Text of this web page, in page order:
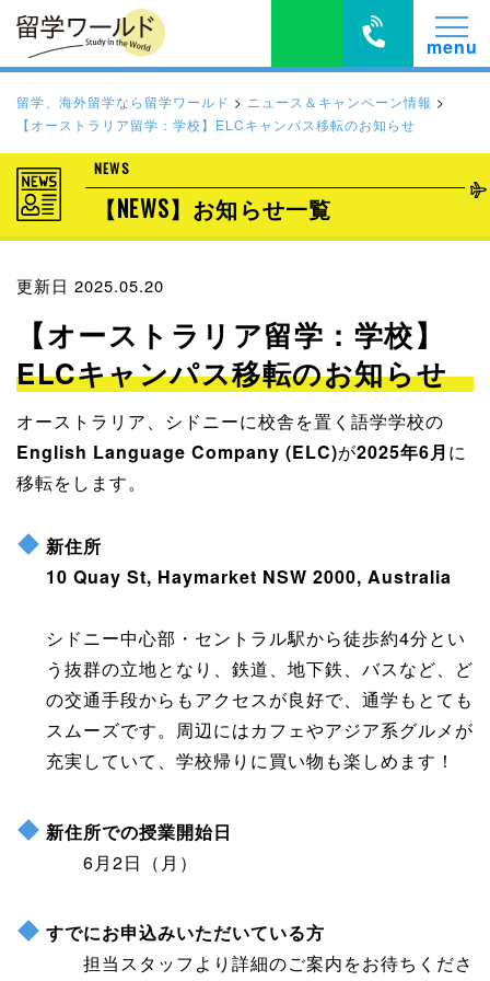
留学、海外留学なら留学ワールド > ニュース＆キャンペーン情報 >
【オーストラリア留学：学校】ELCキャンパス移転のお知らせ
NEWS
【NEWS】お知らせ一覧
更新日 2025.05.20
【オーストラリア留学：学校】
ELCキャンパス移転のお知らせ
オーストラリア、シドニーに校舎を置く語学学校の
English Language Company (ELC)が2025年6月に
移転をします。
新住所
10 Quay St, Haymarket NSW 2000, Australia
シドニー中心部・セントラル駅から徒歩約4分とい
う抜群の立地となり、鉄道、地下鉄、バスなど、ど
の交通手段からもアクセスが良好で、通学もとても
スムーズです。周辺にはカフェやアジア系グルメが
充実していて、学校帰りに買い物も楽しめます！
新住所での授業開始日
6月2日（月）
すでにお申込みいただいている方
担当スタッフより詳細のご案内をお待ちくださ